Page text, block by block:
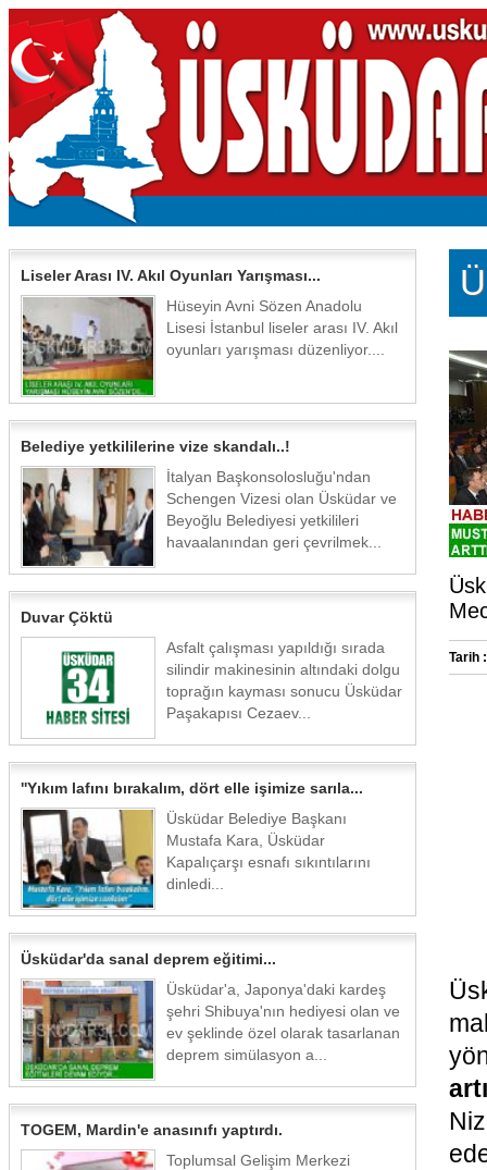
Liseler Arası IV. Akıl Oyunları Yarışması...
Hüseyin Avni Sözen Anadolu
Lisesi İstanbul liseler arası IV. Akıl
oyunları yarışması düzenliyor....
Belediye yetkililerine vize skandalı..!
İtalyan Başkonsolosluğu'ndan
Schengen Vizesi olan Üsküdar ve
Beyoğlu Belediyesi yetkilileri
havaalanından geri çevrilmek...
Duvar Çöktü
Asfalt çalışması yapıldığı sırada
silindir makinesinin altındaki dolgu
toprağın kayması sonucu Üsküdar
Paşakapısı Cezaev...
''Yıkım lafını bırakalım, dört elle işimize sarıla...
Üsküdar Belediye Başkanı
Mustafa Kara, Üsküdar
Kapalıçarşı esnafı sıkıntılarını
dinledi...
Üsküdar'da sanal deprem eğitimi...
Üsküdar'a, Japonya'daki kardeş
şehri Shibuya'nın hediyesi olan ve
ev şeklinde özel olarak tasarlanan
deprem simülasyon a...
TOGEM, Mardin'e anasınıfı yaptırdı.
Toplumsal Gelişim Merkezi
Tarih :